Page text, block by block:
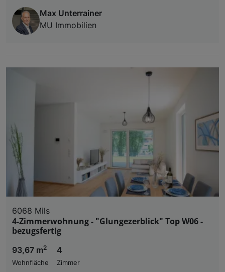
Max Unterrainer
MU Immobilien
6068 Mils
4-Zimmerwohnung - "Glungezerblick" Top W06 -
bezugsfertig
93,67 m2
Wohnfläche
4
Zimmer